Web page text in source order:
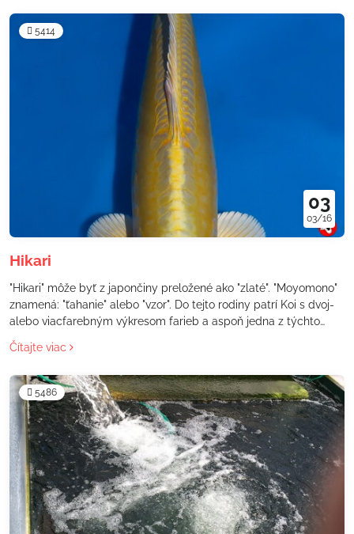
5414
03
03/16
Hikari
"Hikari" môže byť z japončiny preložené ako "zlaté". "Moyomono"
znamená: "ťahanie" alebo "vzor". Do tejto rodiny patrí Koi s dvoj-
alebo viacfarebným výkresom farieb a aspoň jedna z týchto
farieb je metalickej farby.
Čítajte viac
5486